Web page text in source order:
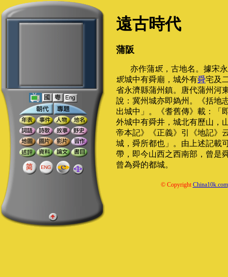
遠古時代
蒲阪
亦作蒲
，古地名。據宋
城中有舜廟，城外有舜宅及
省永濟縣蒲州鎮。唐代蒲州河
說：冀州城亦即媯州。《括地
出城中」。《耆舊傳》載：「
外城中有舜井，城北有歷山，
帝本記》《正義》引《地記》
城，舜所都也」。由上述記載
帶，即今山西之西南部，曾是
曾為舜的都城。
© CopyrightChina10k.com